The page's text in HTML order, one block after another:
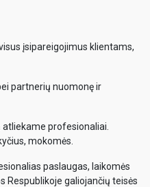
įsipareigojimus klientams,
partnerių nuomonę ir
profesionaliai.
mokomės.
paslaugas, laikomės
Respublikoje galiojančių teisės